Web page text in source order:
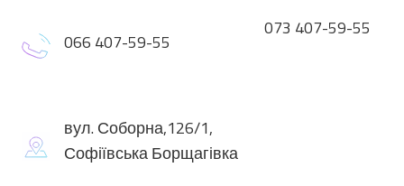
066 407-59-55
073 407-59-55
вул. Соборна,126/1,
Софіївська Борщагівка